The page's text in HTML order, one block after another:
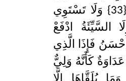
الْمُسْلِمِينَ{33} وَلَا تَسْتَوِي
السَّيِّئَةُ ادْفَعْ
فَإِذَا الَّذِي
عَدَاوَةٌ كَأَنَّهُ وَلِيٌّ